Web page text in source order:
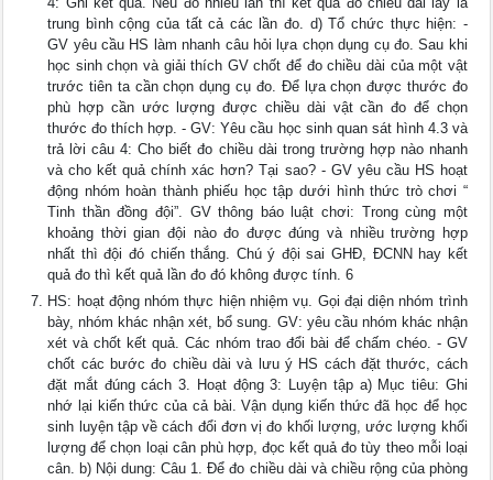
trung bình cộng của tất cả các lần đo. d) Tổ chức thực hiện: -
GV yêu cầu HS làm nhanh câu hỏi lựa chọn dụng cụ đo. Sau khi
học sinh chọn và giải thích GV chốt để đo chiều dài của một vật
trước tiên ta cần chọn dụng cụ đo. Để lựa chọn được thước đo
phù hợp cần ước lượng được chiều dài vật cần đo để chọn
thước đo thích hợp. - GV: Yêu cầu học sinh quan sát hình 4.3 và
trả lời câu 4: Cho biết đo chiều dài trong trường hợp nào nhanh
và cho kết quả chính xác hơn? Tại sao? - GV yêu cầu HS hoạt
động nhóm hoàn thành phiếu học tập dưới hình thức trò chơi “
Tinh thần đồng đội”. GV thông báo luật chơi: Trong cùng một
khoảng thời gian đội nào đo được đúng và nhiều trường hợp
nhất thì đội đó chiến thắng. Chú ý đội sai GHĐ, ĐCNN hay kết
quả đo thì kết quả lần đo đó không được tính. 6
HS: hoạt động nhóm thực hiện nhiệm vụ. Gọi đại diện nhóm trình
bày, nhóm khác nhận xét, bổ sung. GV: yêu cầu nhóm khác nhận
xét và chốt kết quả. Các nhóm trao đổi bài để chấm chéo. - GV
chốt các bước đo chiều dài và lưu ý HS cách đặt thước, cách
đặt mắt đúng cách 3. Hoạt động 3: Luyện tập a) Mục tiêu: Ghi
nhớ lại kiến thức của cả bài. Vận dụng kiến thức đã học để học
sinh luyện tập về cách đổi đơn vị đo khối lượng, ước lượng khối
lượng để chọn loại cân phù hợp, đọc kết quả đo tùy theo mỗi loại
cân. b) Nội dung: Câu 1. Để đo chiều dài và chiều rộng của phòng